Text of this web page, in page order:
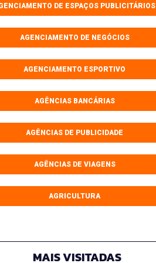
DE ESPAÇOS PUBLICITÁRIOS
AGENCIAMENTO DE NEGÓCIOS
AGENCIAMENTO ESPORTIVO
AGÊNCIAS BANCÁRIAS
AGÊNCIAS DE PUBLICIDADE
AGÊNCIAS DE VIAGENS
AGRICULTURA
MAIS VISITADAS